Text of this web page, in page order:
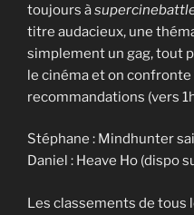
toujours à
titre audacieux, une
simplement un gag, tout
le cinéma et on confronte
recommandations (vers
Stéphane : Mindhunter
Daniel : Heave Ho (dispo
Les classements de tous